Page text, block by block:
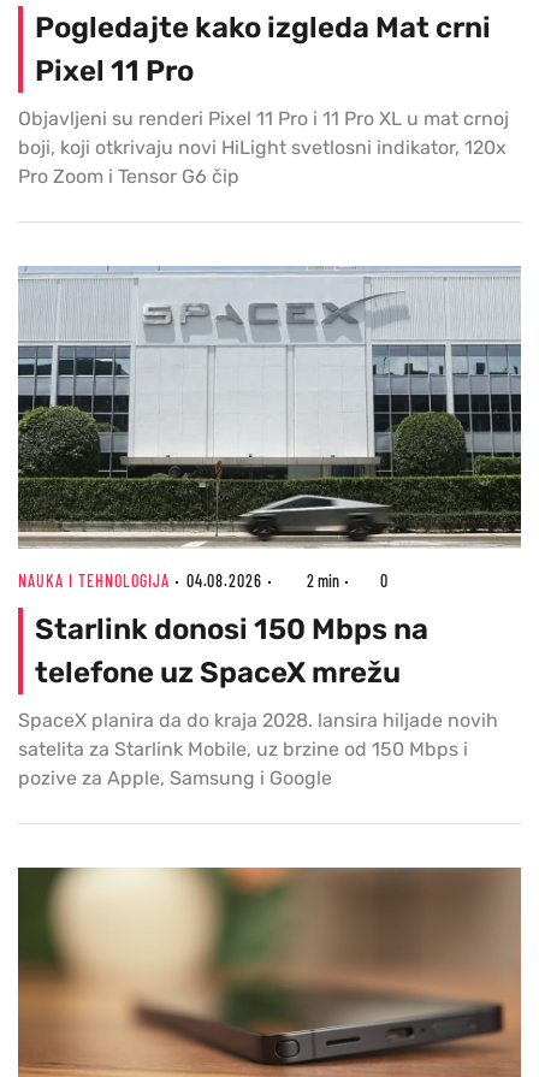
Pogledajte kako izgleda Mat crni
Pixel 11 Pro
Objavljeni su renderi Pixel 11 Pro i 11 Pro XL u mat crnoj
boji, koji otkrivaju novi HiLight svetlosni indikator, 120x
Pro Zoom i Tensor G6 čip
NAUKA I TEHNOLOGIJA 04.08.2026 2 min 0
Starlink donosi 150 Mbps na
telefone uz SpaceX mrežu
SpaceX planira da do kraja 2028. lansira hiljade novih
satelita za Starlink Mobile, uz brzine od 150 Mbps i
pozive za Apple, Samsung i Google